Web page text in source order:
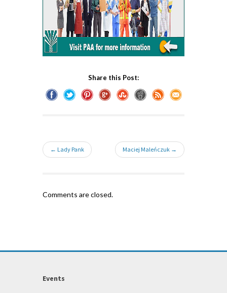
Share this Post:
← Lady Pank Maciej Maleńczuk →
Comments are closed.
Events